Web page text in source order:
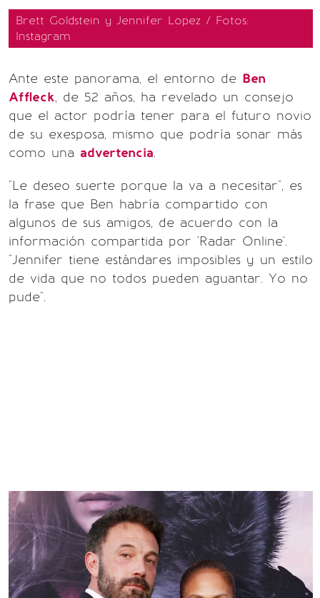
Brett Goldstein y Jennifer Lopez / Fotos:
Instagram
Ante este panorama, el entorno de Ben
Affleck, de 52 años, ha revelado un consejo
que el actor podría tener para el futuro novio
de su exesposa, mismo que podría sonar más
como una advertencia.
"Le deseo suerte porque la va a necesitar", es
la frase que Ben habría compartido con
algunos de sus amigos, de acuerdo con la
información compartida por 'Radar Online'.
"Jennifer tiene estándares imposibles y un estilo
de vida que no todos pueden aguantar. Yo no
pude".